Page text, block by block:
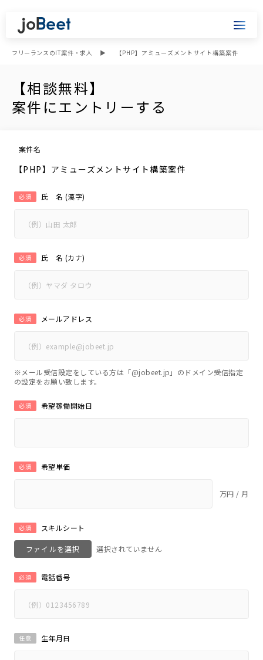
フリーランスのIT案件・求人 【PHP】アミューズメントサイト構築案件
【相談無料】
案件にエントリーする
案件名
【PHP】アミューズメントサイト構築案件
氏 名 (漢字)
必須
氏 名 (カナ)
必須
メールアドレス
必須
※メール受信設定をしている方は「@jobeet.jp」のドメイン受信指定
の設定をお願い致します。
希望稼働開始日
必須
希望単価
必須
万円 / 月
スキルシート
必須
ファイルを選択
電話番号
必須
生年月日
任意